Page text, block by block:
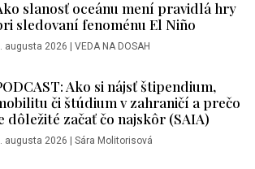
slanosť oceánu mení pravidlá hry
sledovaní fenoménu El Niño
augusta 2026 VEDA NA DOSAH
Ako si nájsť štipendium,
či štúdium v zahraničí a prečo
dôležité začať čo najskôr (SAIA)
augusta 2026 Sára Molitorisová